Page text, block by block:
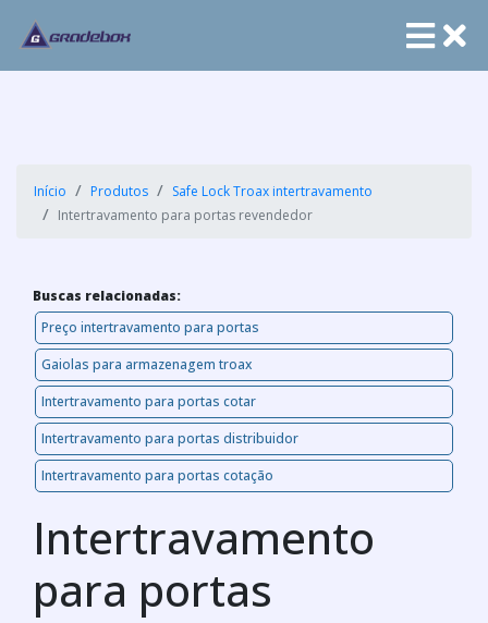
Início Produtos
Safe Lock Troax intertravamento
Intertravamento para portas revendedor
Buscas relacionadas:
Preço intertravamento para portas
Gaiolas para armazenagem troax
Intertravamento para portas cotar
Intertravamento para portas distribuidor
Intertravamento para portas cotação
Intertravamento
para portas